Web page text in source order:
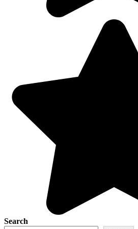
Search